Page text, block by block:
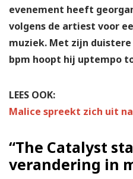
evenement heeft
volgens de artiest voor
muziek. Met zijn
bpm hoopt hij uptempo
LEES OOK:
Malice spreekt zich uit
“The Catalyst
verandering in